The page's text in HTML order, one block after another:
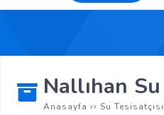
Nallıhan Su
Anasayfa ›› Su Tesisatçısı